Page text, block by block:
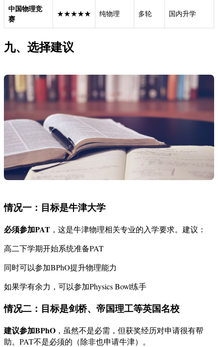
中国物理竞
赛
★★★★★ 纯物理 多轮 国内升学
九、选择建议
情况一：目标是牛津大学
必须参加PAT ，这是牛津物理相关专业的入学要求。建议：
高二下学期开始系统准备PAT
同时可以参加BPhO提升物理能力
如果学有余力，可以参加Physics Bowl练手
情况二：目标是剑桥、帝国理工等英国名校
建议参加BPhO ，虽然不是必需，但获奖经历对申请很有帮
助。PAT不是必须的（除非也申请牛津）。